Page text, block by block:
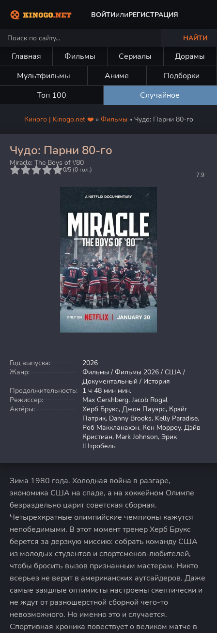
ВОЙТИилиРЕГИСТРАЦИЯ
НАЙТИ
Главная Фильмы Сериалы
Дорамы
Мультфильмы
Аниме
Подборки
Топ 100
Случайное
Киного | Kinogo.net ❤️ » Фильмы » Чудо: Парни 80-го
Чудо: Парни 80-го
Miracle: The Boys of \'80
7.9
0/5 (0 гол.)
Год выпуска:
2026
Жанр:
Фильмы / Фильмы 2026 / США /
Документальный / История
Продолжительность: 1 ч 48 мин мин.
Режиссер:
Max Gershberg, Jacob Rogal
Актёры:
Херб Брукс, Джон Пауэрс, Крэйг
Патрик, Danny Brooks, Kelly Paradise,
Роб Маккланахэн, Кен Морроу, Дэйв
Кристиан, Mark Johnson, Эрик
Штробель
Зима 1980 года. Холодная война в разгаре,
экономика США на спаде, а на хоккейном Олимпе
безраздельно царит советская сборная.
Четырехкратные олимпийские чемпионы кажутся
непобедимыми. В этот момент тренер Херб Брукс
берется за дерзкую миссию: собрать команду США
из молодых студентов и спортсменов-любителей,
чтобы бросить вызов признанным мастерам. Никто
всерьез не верит в американских аутсайдеров. Даже
самые заядлые оптимисты настроены скептически и
не ждут от разношерстной сборной чего-то
невозможного. Но именно это и случается.
Спортивная хроника повествует о великом матче в